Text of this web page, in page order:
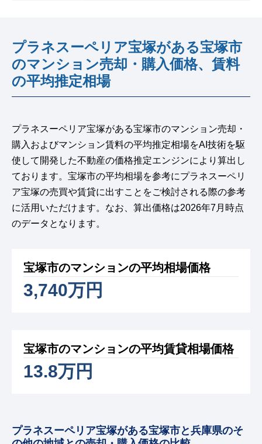
プラネスーペリア宝塚がある宝塚市
のマンション売却・購入価格、賃料
の平均推定相場
プラネスーペリア宝塚がある宝塚市のマンション売却・
購入およびマンション賃料の平均推定相場をAI技術を駆
使して開発した不動産の価格推定エンジンにより算出し
ております。宝塚市の平均相場を参考にプラネスーペリ
ア宝塚の売買や賃貸に出すことをご検討される際の参考
に活用いただけます。なお、算出価格は2026年7月時点
のデータとなります。
宝塚市のマンションの平均相場価格
3,740万円
宝塚市のマンションの平均賃貸相場価格
13.8万円
プラネスーペリア宝塚がある宝塚市と兵庫県のそ